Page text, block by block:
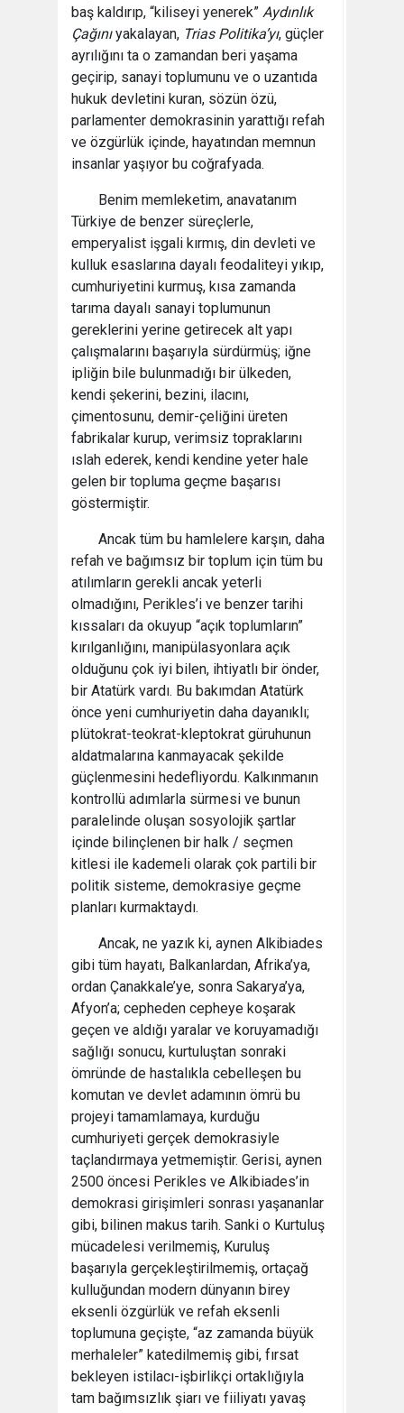
baş kaldırıp, “kiliseyi yenerek” Aydınlık
Çağınıyakalayan, Trias Politika’yı, güçler
ayrılığını ta o zamandan beri yaşama
geçirip, sanayi toplumunu ve o uzantıda
hukuk devletini kuran, sözün özü,
parlamenter demokrasinin yarattığı refah
ve özgürlük içinde, hayatından memnun
insanlar yaşıyor bu coğrafyada.
Benim memleketim, anavatanım
Türkiye de benzer süreçlerle,
emperyalist işgali kırmış, din devleti ve
kulluk esaslarına dayalı feodaliteyi yıkıp,
cumhuriyetini kurmuş, kısa zamanda
tarıma dayalı sanayi toplumunun
gereklerini yerine getirecek alt yapı
çalışmalarını başarıyla sürdürmüş; iğne
ipliğin bile bulunmadığı bir ülkeden,
kendi şekerini, bezini, ilacını,
çimentosunu, demir-çeliğini üreten
fabrikalar kurup, verimsiz topraklarını
ıslah ederek, kendi kendine yeter hale
gelen bir topluma geçme başarısı
göstermiştir.
Ancak tüm bu hamlelere karşın, daha
refah ve bağımsız bir toplum için tüm bu
atılımların gerekli ancak yeterli
olmadığını, Perikles’i ve benzer tarihi
kıssaları da okuyup “açık toplumların”
kırılganlığını, manipülasyonlara açık
olduğunu çok iyi bilen, ihtiyatlı bir önder,
bir Atatürk vardı. Bu bakımdan Atatürk
önce yeni cumhuriyetin daha dayanıklı;
plütokrat-teokrat-kleptokrat güruhunun
aldatmalarına kanmayacak şekilde
güçlenmesini hedefliyordu. Kalkınmanın
kontrollü adımlarla sürmesi ve bunun
paralelinde oluşan sosyolojik şartlar
içinde bilinçlenen bir halk / seçmen
kitlesi ile kademeli olarak çok partili bir
politik sisteme, demokrasiye geçme
planları kurmaktaydı.
Ancak, ne yazık ki, aynen Alkibiades
gibi tüm hayatı, Balkanlardan, Afrika’ya,
ordan Çanakkale’ye, sonra Sakarya’ya,
Afyon’a; cepheden cepheye koşarak
geçen ve aldığı yaralar ve koruyamadığı
sağlığı sonucu, kurtuluştan sonraki
ömründe de hastalıkla cebelleşen bu
komutan ve devlet adamının ömrü bu
projeyi tamamlamaya, kurduğu
cumhuriyeti gerçek demokrasiyle
taçlandırmaya yetmemiştir. Gerisi, aynen
2500 öncesi Perikles ve Alkibiades’in
demokrasi girişimleri sonrası yaşananlar
gibi, bilinen makus tarih. Sanki o Kurtuluş
mücadelesi verilmemiş, Kuruluş
başarıyla gerçekleştirilmemiş, ortaçağ
kulluğundan modern dünyanın birey
eksenli özgürlük ve refah eksenli
toplumuna geçişte, “az zamanda büyük
merhaleler” katedilmemiş gibi, fırsat
bekleyen istilacı-işbirlikçi ortaklığıyla
tam bağımsızlık şiarı ve fiiliyatı yavaş